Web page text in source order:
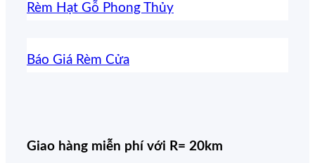
Rèm Hạt Gỗ Phong Thủy
Báo Giá Rèm Cửa
Giao hàng miễn phí với R= 20km